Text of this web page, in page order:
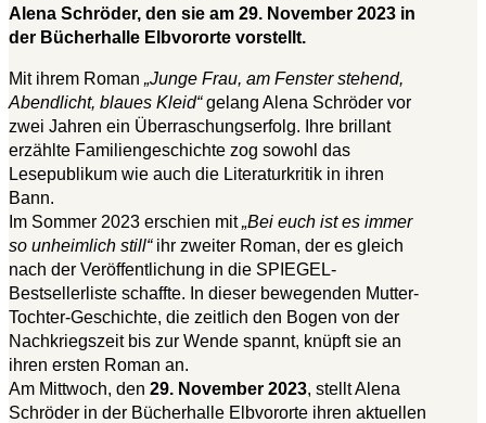
Alena Schröder, den sie am 29. November 2023 in
der Bücherhalle Elbvororte vorstellt.
Mit ihrem Roman „Junge Frau, am Fenster stehend,
Abendlicht, blaues Kleid“gelang Alena Schröder vor
zwei Jahren ein Überraschungserfolg. Ihre brillant
erzählte Familiengeschichte zog sowohl das
Lesepublikum wie auch die Literaturkritik in ihren
Bann.
Im Sommer 2023 erschien mit„Bei euch ist es immer
so unheimlich still“ihr zweiter Roman, der es gleich
nach der Veröffentlichung in die SPIEGEL-
Bestsellerliste schaffte. In dieser bewegenden Mutter-
Tochter-Geschichte, die zeitlich den Bogen von der
Nachkriegszeit bis zur Wende spannt, knüpft sie an
ihren ersten Roman an.
Am Mittwoch, den 29. November 2023, stellt Alena
Schröder in der Bücherhalle Elbvororte ihren aktuellen